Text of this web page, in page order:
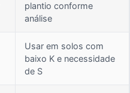
plantio conforme
análise
Usar em solos com
baixo K e necessidade
de S